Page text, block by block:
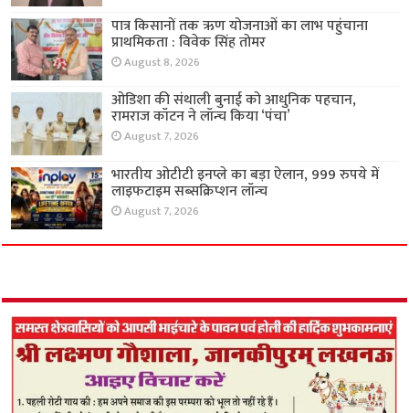
पात्र किसानों तक ऋण योजनाओं का लाभ पहुंचाना
प्राथमिकता : विवेक सिंह तोमर
August 8, 2026
ओडिशा की संथाली बुनाई को आधुनिक पहचान,
रामराज कॉटन ने लॉन्च किया ‘पंचा’
August 7, 2026
भारतीय ओटीटी इनप्ले का बड़ा ऐलान, 999 रुपये में
लाइफटाइम सब्सक्रिप्शन लॉन्च
August 7, 2026